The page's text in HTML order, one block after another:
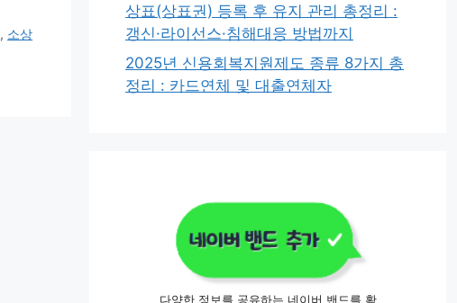
, 소상
상표(상표권) 등록 후 유지 관리 총정리 :
갱신·라이선스·침해대응 방법까지
2025년 신용회복지원제도 종류 8가지 총
정리 : 카드연체 및 대출연체자
다양한 정보를 공유하는 네이버 밴드를 확